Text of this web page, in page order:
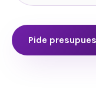
Pide